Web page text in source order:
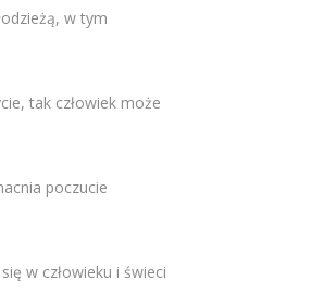
w tym
tak człowiek może
poczucie
w człowieku i świeci